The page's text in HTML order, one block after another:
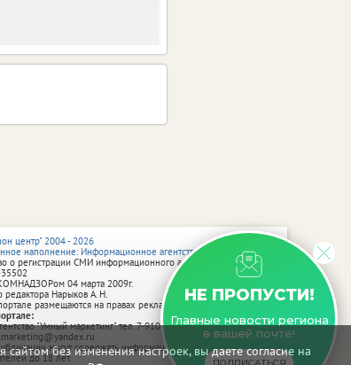
без изменения настроек, вы даете согласие на
НЕ ПРОПУСТИ!
Главные новости региона
в вашей почте!
центр" 2004 - 2026
наполнение: Информационное агентство vRossii.ru
о регистрации СМИ информационного агентства vRossii.ru
04 марта 2009г.
редактора Нарыков А. Н.
размещаются на правах рекламы.
"Умный маркетинг" тел. 7-910-267-70-40,
могут содержать информацию, не предназначенную
до 18 лет.